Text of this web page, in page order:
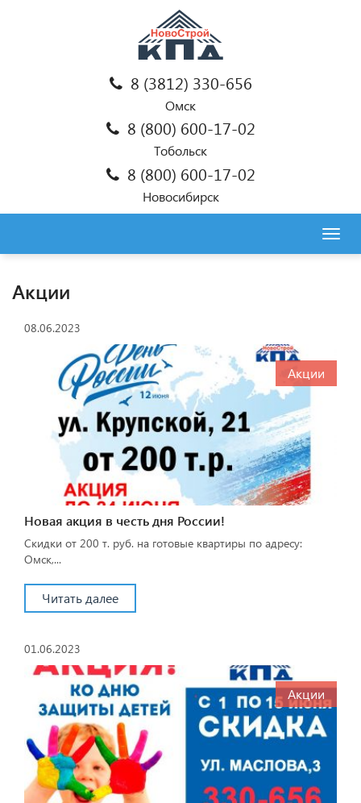
8 (3812) 330-656
Омск
8 (800) 600-17-02
Тобольск
8 (800) 600-17-02
Новосибирск
Акции
08.06.2023
Акции
Новая акция в честь дня России!
Скидки от 200 т. руб. на готовые квартиры по адресу:
Омск,...
Читать далее
01.06.2023
Акции